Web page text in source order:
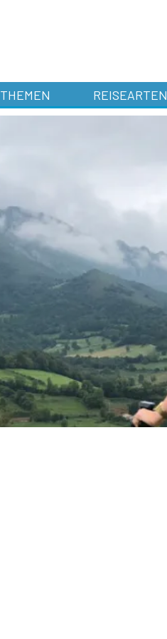
THEMEN REISEARTEN